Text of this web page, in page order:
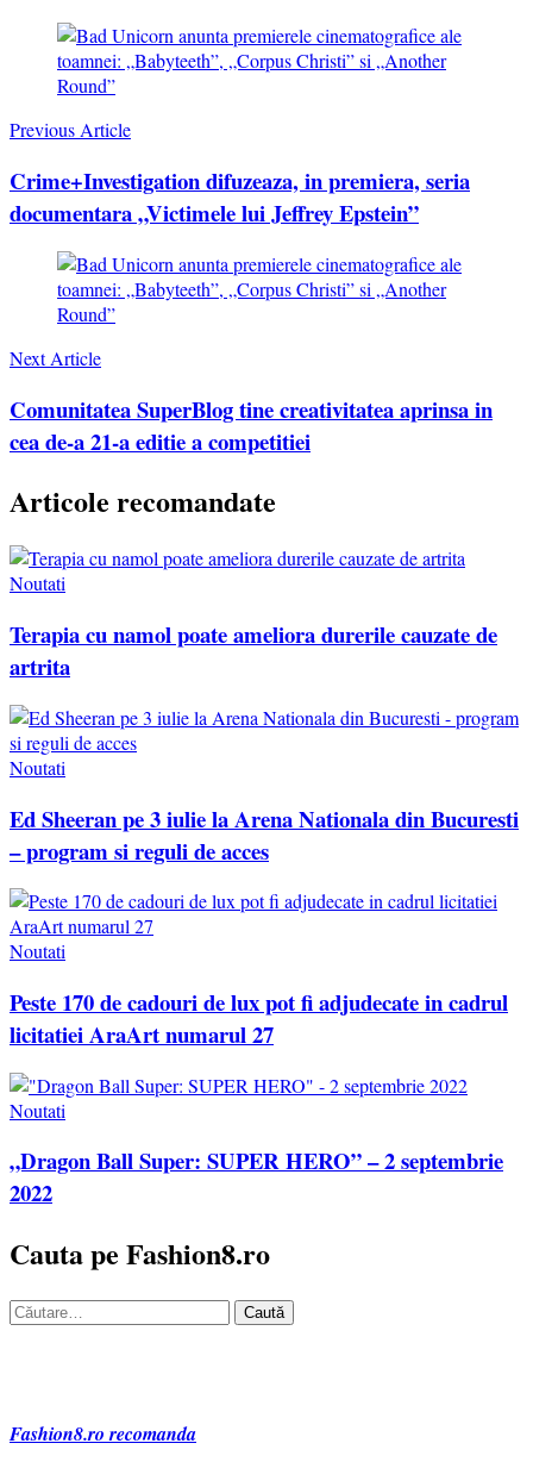
Post
Navigation
Previous Article
Crime+Investigation difuzeaza, in premiera, seria
documentara „Victimele lui Jeffrey Epstein”
Next Article
Comunitatea SuperBlog tine creativitatea aprinsa in
cea de-a 21-a editie a competitiei
Articole recomandate
Noutati
Terapia cu namol poate ameliora durerile cauzate de
artrita
Noutati
Ed Sheeran pe 3 iulie la Arena Nationala din Bucuresti
– program si reguli de acces
Noutati
Peste 170 de cadouri de lux pot fi adjudecate in cadrul
licitatiei AraArt numarul 27
Noutati
„Dragon Ball Super: SUPER HERO” – 2 septembrie
2022
Cauta pe Fashion8.ro
Caută
Fashion8.ro recomanda